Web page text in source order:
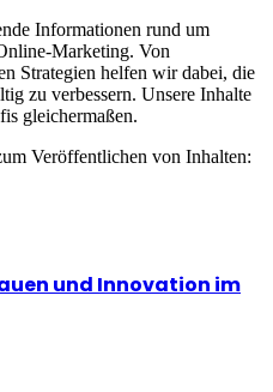
Informationen rund um
Marketing. Von
Strategien helfen wir dabei, die
zu verbessern. Unsere Inhalte
gleichermaßen.
Veröffentlichen von Inhalten:
und Innovation im